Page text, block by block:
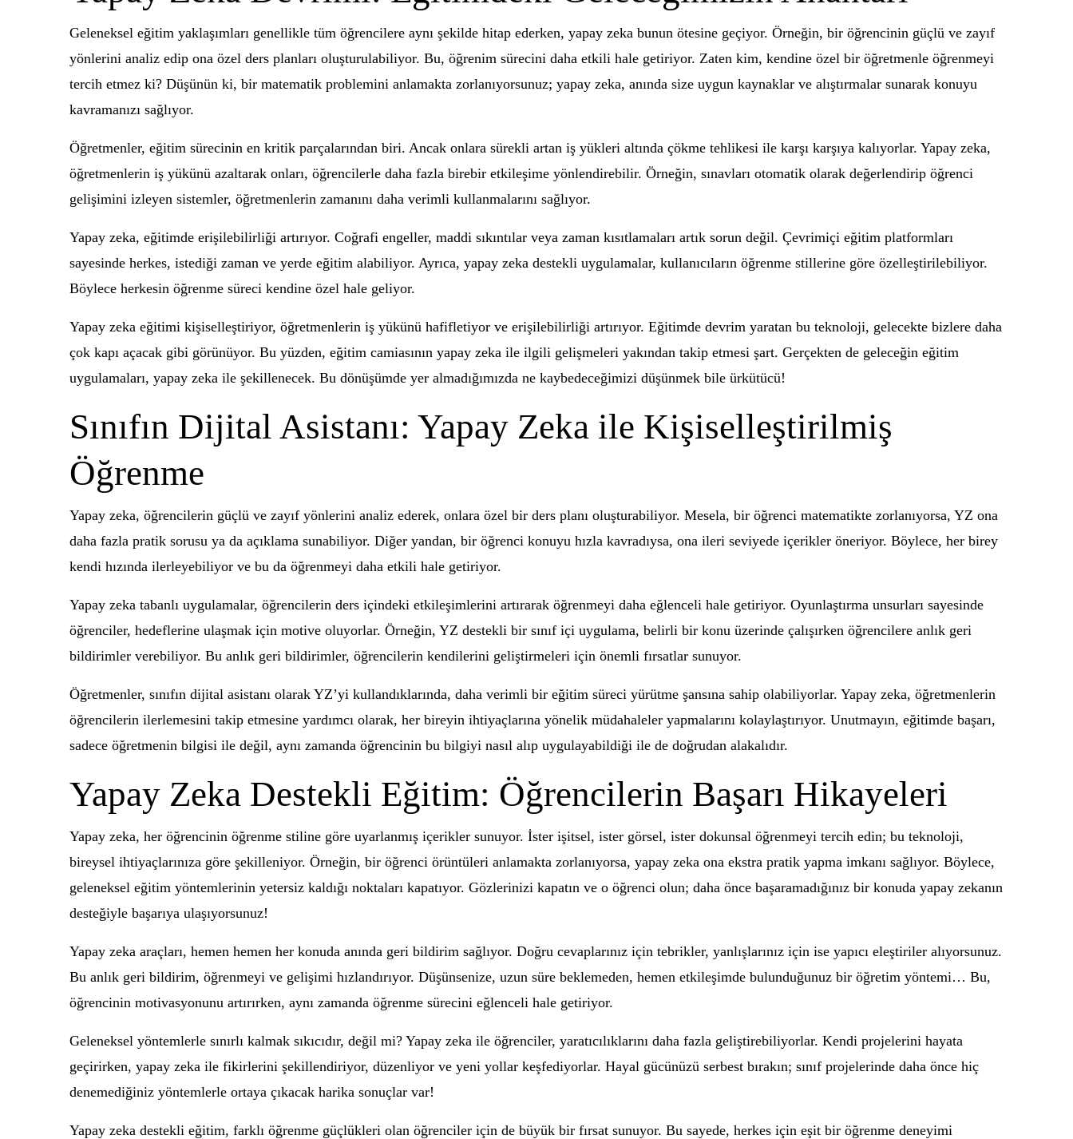
Geleneksel eğitim yaklaşımları genellikle tüm öğrencilere aynı şekilde hitap ederken, yapay zeka bunun ötesine geçiyor. Örneğin, bir öğrencinin güçlü ve zayıf
yönlerini analiz edip ona özel ders planları oluşturulabiliyor. Bu, öğrenim sürecini daha etkili hale getiriyor. Zaten kim, kendine özel bir öğretmenle öğrenmeyi
tercih etmez ki? Düşünün ki, bir matematik problemini anlamakta zorlanıyorsunuz; yapay zeka, anında size uygun kaynaklar ve alıştırmalar sunarak konuyu
kavramanızı sağlıyor.
Öğretmenler, eğitim sürecinin en kritik parçalarından biri. Ancak onlara sürekli artan iş yükleri altında çökme tehlikesi ile karşı karşıya kalıyorlar. Yapay zeka,
öğretmenlerin iş yükünü azaltarak onları, öğrencilerle daha fazla birebir etkileşime yönlendirebilir. Örneğin, sınavları otomatik olarak değerlendirip öğrenci
gelişimini izleyen sistemler, öğretmenlerin zamanını daha verimli kullanmalarını sağlıyor.
Yapay zeka, eğitimde erişilebilirliği artırıyor. Coğrafi engeller, maddi sıkıntılar veya zaman kısıtlamaları artık sorun değil. Çevrimiçi eğitim platformları
sayesinde herkes, istediği zaman ve yerde eğitim alabiliyor. Ayrıca, yapay zeka destekli uygulamalar, kullanıcıların öğrenme stillerine göre özelleştirilebiliyor.
Böylece herkesin öğrenme süreci kendine özel hale geliyor.
Yapay zeka eğitimi kişiselleştiriyor, öğretmenlerin iş yükünü hafifletiyor ve erişilebilirliği artırıyor. Eğitimde devrim yaratan bu teknoloji, gelecekte bizlere daha
çok kapı açacak gibi görünüyor. Bu yüzden, eğitim camiasının yapay zeka ile ilgili gelişmeleri yakından takip etmesi şart. Gerçekten de geleceğin eğitim
uygulamaları, yapay zeka ile şekillenecek. Bu dönüşümde yer almadığımızda ne kaybedeceğimizi düşünmek bile ürkütücü!
Sınıfın Dijital Asistanı: Yapay Zeka ile Kişiselleştirilmiş
Öğrenme
Yapay zeka, öğrencilerin güçlü ve zayıf yönlerini analiz ederek, onlara özel bir ders planı oluşturabiliyor. Mesela, bir öğrenci matematikte zorlanıyorsa, YZ ona
daha fazla pratik sorusu ya da açıklama sunabiliyor. Diğer yandan, bir öğrenci konuyu hızla kavradıysa, ona ileri seviyede içerikler öneriyor. Böylece, her birey
kendi hızında ilerleyebiliyor ve bu da öğrenmeyi daha etkili hale getiriyor.
Yapay zeka tabanlı uygulamalar, öğrencilerin ders içindeki etkileşimlerini artırarak öğrenmeyi daha eğlenceli hale getiriyor. Oyunlaştırma unsurları sayesinde
öğrenciler, hedeflerine ulaşmak için motive oluyorlar. Örneğin, YZ destekli bir sınıf içi uygulama, belirli bir konu üzerinde çalışırken öğrencilere anlık geri
bildirimler verebiliyor. Bu anlık geri bildirimler, öğrencilerin kendilerini geliştirmeleri için önemli fırsatlar sunuyor.
Öğretmenler, sınıfın dijital asistanı olarak YZ’yi kullandıklarında, daha verimli bir eğitim süreci yürütme şansına sahip olabiliyorlar. Yapay zeka, öğretmenlerin
öğrencilerin ilerlemesini takip etmesine yardımcı olarak, her bireyin ihtiyaçlarına yönelik müdahaleler yapmalarını kolaylaştırıyor. Unutmayın, eğitimde başarı,
sadece öğretmenin bilgisi ile değil, aynı zamanda öğrencinin bu bilgiyi nasıl alıp uygulayabildiği ile de doğrudan alakalıdır.
Yapay Zeka Destekli Eğitim: Öğrencilerin Başarı Hikayeleri
Yapay zeka, her öğrencinin öğrenme stiline göre uyarlanmış içerikler sunuyor. İster işitsel, ister görsel, ister dokunsal öğrenmeyi tercih edin; bu teknoloji,
bireysel ihtiyaçlarınıza göre şekilleniyor. Örneğin, bir öğrenci örüntüleri anlamakta zorlanıyorsa, yapay zeka ona ekstra pratik yapma imkanı sağlıyor. Böylece,
geleneksel eğitim yöntemlerinin yetersiz kaldığı noktaları kapatıyor. Gözlerinizi kapatın ve o öğrenci olun; daha önce başaramadığınız bir konuda yapay zekanın
desteğiyle başarıya ulaşıyorsunuz!
Yapay zeka araçları, hemen hemen her konuda anında geri bildirim sağlıyor. Doğru cevaplarınız için tebrikler, yanlışlarınız için ise yapıcı eleştiriler alıyorsunuz.
Bu anlık geri bildirim, öğrenmeyi ve gelişimi hızlandırıyor. Düşünsenize, uzun süre beklemeden, hemen etkileşimde bulunduğunuz bir öğretim yöntemi… Bu,
öğrencinin motivasyonunu artırırken, aynı zamanda öğrenme sürecini eğlenceli hale getiriyor.
Geleneksel yöntemlerle sınırlı kalmak sıkıcıdır, değil mi? Yapay zeka ile öğrenciler, yaratıcılıklarını daha fazla geliştirebiliyorlar. Kendi projelerini hayata
geçirirken, yapay zeka ile fikirlerini şekillendiriyor, düzenliyor ve yeni yollar keşfediyorlar. Hayal gücünüzü serbest bırakın; sınıf projelerinde daha önce hiç
denemediğiniz yöntemlerle ortaya çıkacak harika sonuçlar var!
Yapay zeka destekli eğitim, farklı öğrenme güçlükleri olan öğrenciler için de büyük bir fırsat sunuyor. Bu sayede, herkes için eşit bir öğrenme deneyimi